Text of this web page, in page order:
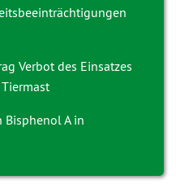
Verbot des Einsatzes
Bisphenol A in